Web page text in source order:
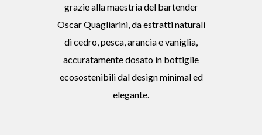
grazie alla maestria del bartender
Oscar Quagliarini, da estratti naturali
di cedro, pesca, arancia e vaniglia,
accuratamente dosato in bottiglie
ecosostenibili dal design minimal ed
elegante.